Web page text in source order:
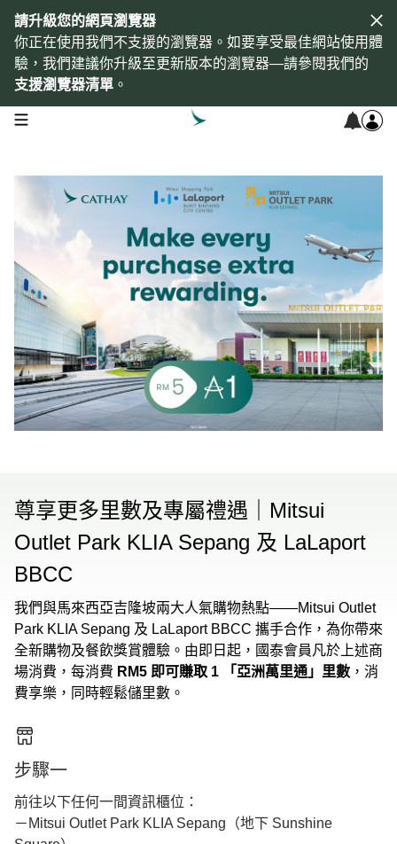
請升級您的網頁瀏覽器
你正在使用我們不支援的瀏覽器。如要享受最佳網站使用體
驗，我們建議你升級至更新版本的瀏覽器—請參閱我們的
支援瀏覽器清單 。
open navigation menu
尊享更多里數及專屬禮遇｜Mitsui
Outlet Park KLIA Sepang 及 LaLaport
BBCC
我們與馬來西亞吉隆坡兩大人氣購物熱點——Mitsui Outlet
Park KLIA Sepang 及 LaLaport BBCC 攜手合作，為你帶來
全新購物及餐飲獎賞體驗。由即日起，國泰會員凡於上述商
場消費，每消費 RM5 即可賺取 1 「亞洲萬里通」里數 ，消
費享樂，同時輕鬆儲里數。
步驟一
前往以下任何一間資訊櫃位：
－Mitsui Outlet Park KLIA Sepang（地下 Sunshine